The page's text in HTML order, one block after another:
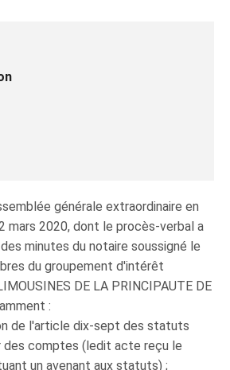
générale extraordinaire en
mars 2020, dont le procès‑verbal a
minutes du notaire soussigné le
du groupement d'intérêt
DE LA PRINCIPAUTE DE
:
de l'article dix-sept des statuts
comptes (ledit acte reçu le
un avenant aux statuts) ;